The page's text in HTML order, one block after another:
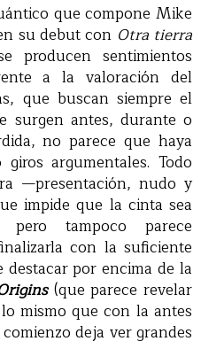
que compone Mike
su debut con Otra tierra
producen sentimientos
a la valoración del
que buscan siempre el
surgen antes, durante o
no parece que haya
argumentales. Todo
—presentación, nudo y
impide que la cinta sea
tampoco parece
con la suficiente
por encima de la
(que parece revelar
mismo que con la antes
deja ver grandes